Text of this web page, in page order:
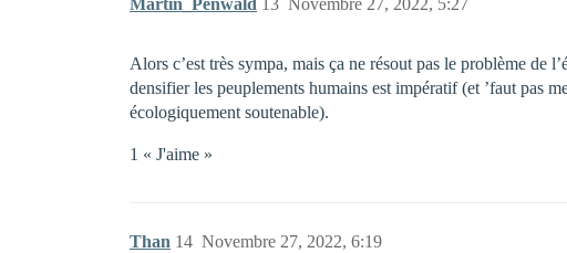
Martin_Penwald Novembre 27, 2022, 5:27
13
Alors c’est très sympa, mais ça ne résout pas le problème de
densifier les peuplements humains est impératif (et ’faut pas
écologiquement soutenable).
1 « J'aime »
Than Novembre 27, 2022, 6:19
14